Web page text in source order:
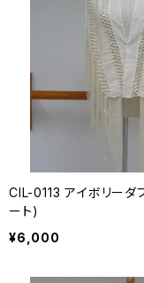
CIL-0113 アイボリーダ
ート)
¥6,000